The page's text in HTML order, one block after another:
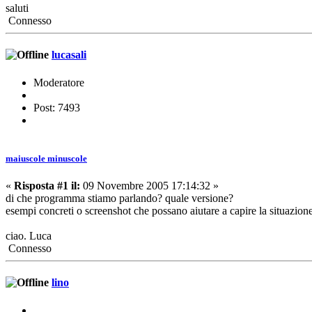
saluti
Connesso
lucasali
Moderatore
Post: 7493
maiuscole minuscole
« Risposta #1 il: 09 Novembre 2005 17:14:32 »
di che programma stiamo parlando? quale versione?
esempi concreti o screenshot che possano aiutare a capire la
ciao. Luca
Connesso
lino